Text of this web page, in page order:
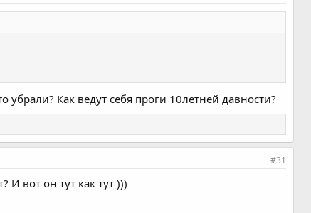
Как ведут себя проги 10летней давности?
#31
И вот он тут как тут )))